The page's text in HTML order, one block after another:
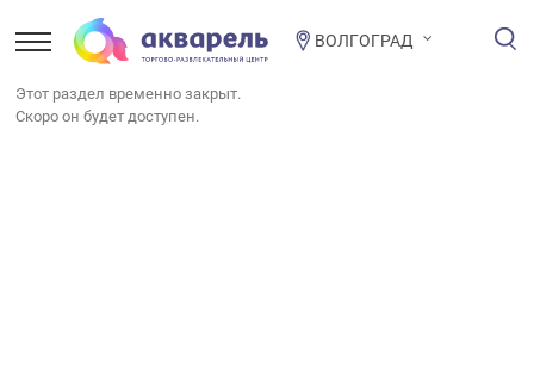
ВОЛГОГРАД
Этот раздел временно закрыт.
Скоро он будет доступен.